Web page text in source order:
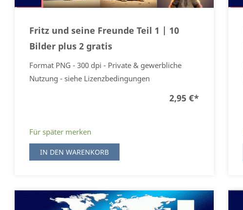
Fritz und seine Freunde Teil 1 | 10
Bilder plus 2 gratis
Format PNG - 300 dpi - Private & gewerbliche
Nutzung - siehe Lizenzbedingungen
2,95 €*
Für später merken
IN DEN WARENKORB